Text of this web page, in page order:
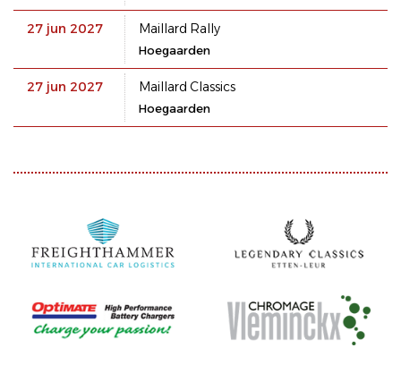
27 jun 2027 Maillard Rally
Hoegaarden
27 jun 2027 Maillard Classics
Hoegaarden